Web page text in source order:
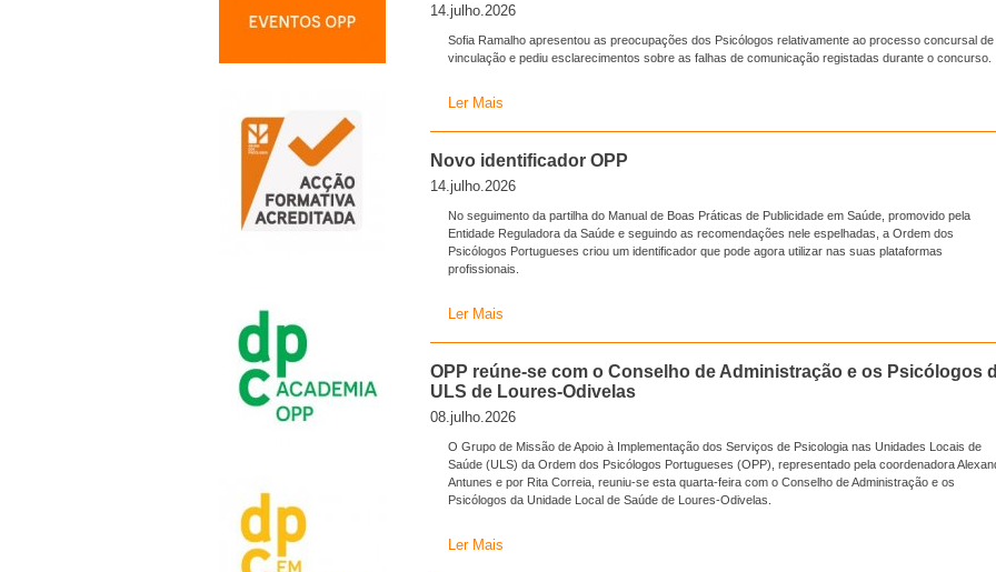
14.julho.2026
Sofia Ramalho apresentou as preocupações dos Psicólogos relativamente ao processo concursal de
vinculação e pediu esclarecimentos sobre as falhas de comunicação registadas durante o concurso.
Ler Mais
Novo identificador OPP
14.julho.2026
No seguimento da partilha do Manual de Boas Práticas de Publicidade em Saúde, promovido pela
Entidade Reguladora da Saúde e seguindo as recomendações nele espelhadas, a Ordem dos
Psicólogos Portugueses criou um identificador que pode agora utilizar nas suas plataformas
profissionais.
Ler Mais
OPP reúne-se com o Conselho de Administração e os Psicólogos
ULS de Loures-Odivelas
08.julho.2026
O Grupo de Missão de Apoio à Implementação dos Serviços de Psicologia nas Unidades Locais de
Saúde (ULS) da Ordem dos Psicólogos Portugueses (OPP), representado pela coordenadora
Antunes e por Rita Correia, reuniu-se esta quarta-feira com o Conselho de Administração e os
Psicólogos da Unidade Local de Saúde de Loures-Odivelas.
Ler Mais